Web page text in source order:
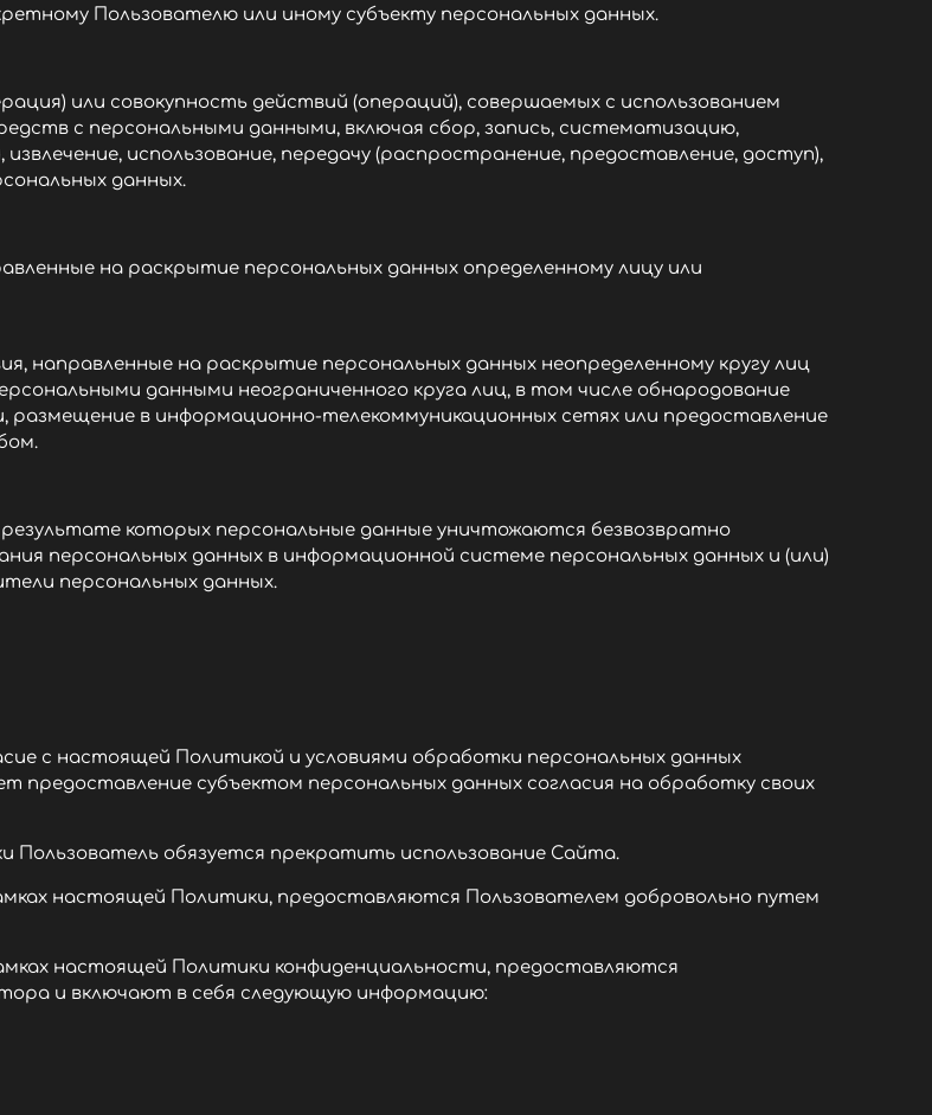
Пользователю или иному субъекту персональных данных.
или совокупность действий (операций), совершаемых с использованием
с персональными данными, включая сбор, запись, систематизацию,
использование, передачу (распространение, предоставление, доступ),
данных.
на раскрытие персональных данных определенному лицу или
направленные на раскрытие персональных данных неопределенному кругу лиц
данными неограниченного круга лиц, в том числе обнародование
размещение в информационно-телекоммуникационных сетях или предоставление
которых персональные данные уничтожаются безвозвратно
персональных данных в информационной системе персональных данных и (или)
персональных данных.
с настоящей Политикой и условиями обработки персональных данных
предоставление субъектом персональных данных согласия на обработку своих
Пользователь обязуется прекратить использование Сайта.
настоящей Политики, предоставляются Пользователем добровольно путем
настоящей Политики конфиденциальности, предоставляются
и включают в себя следующую информацию: